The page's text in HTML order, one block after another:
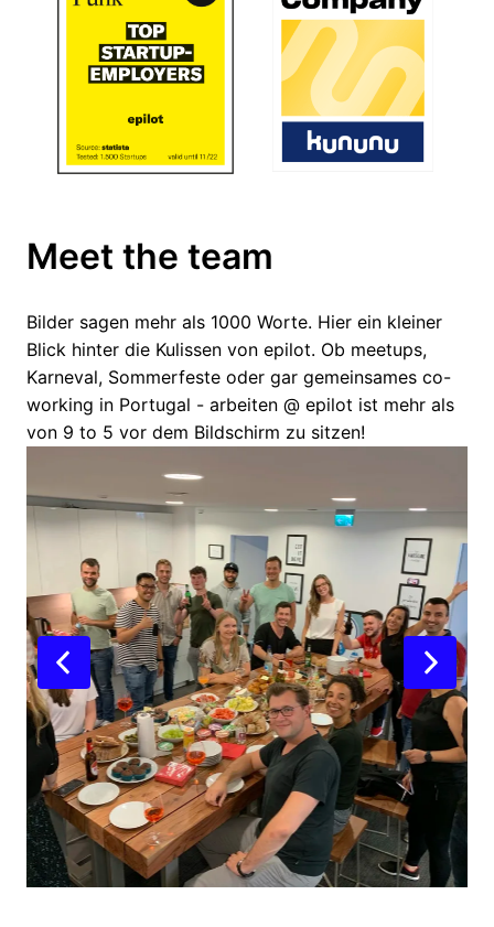
Meet the team
Bilder sagen mehr als 1000 Worte. Hier ein kleiner
Blick hinter die Kulissen von epilot. Ob meetups,
Karneval, Sommerfeste oder gar gemeinsames co-
working in Portugal - arbeiten @ epilot ist mehr als
von 9 to 5 vor dem Bildschirm zu sitzen!